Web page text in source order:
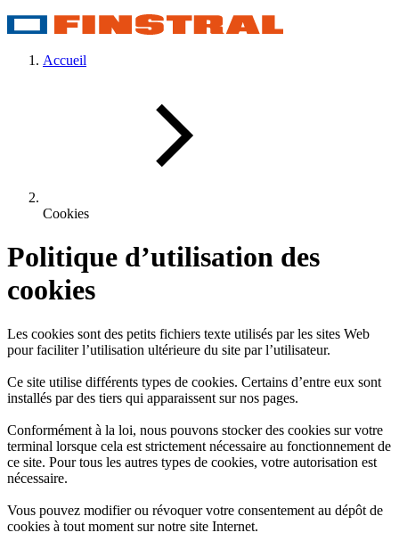
Accueil
Cookies
Politique d’utilisation des
cookies
Les cookies sont des petits fichiers texte utilisés par les sites Web
pour faciliter l’utilisation ultérieure du site par l’utilisateur.
Ce site utilise différents types de cookies. Certains d’entre eux sont
installés par des tiers qui apparaissent sur nos pages.
Conformément à la loi, nous pouvons stocker des cookies sur votre
terminal lorsque cela est strictement nécessaire au fonctionnement de
ce site. Pour tous les autres types de cookies, votre autorisation est
nécessaire.
Vous pouvez modifier ou révoquer votre consentement au dépôt de
cookies à tout moment sur notre site Internet.